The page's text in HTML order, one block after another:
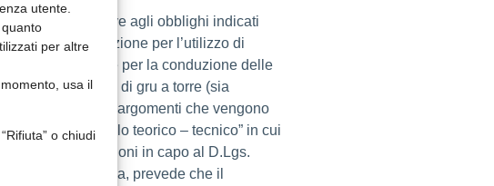
utente.
per altre
usa il
o chiudi
in basso) assolve agli obblighi indicati
materia di formazione per l’utilizzo di
in particolare per la conduzione delle
alla conduzione di gru a torre (sia
in 2 moduli. Gli argomenti che vengono
il “Modulo teorico – tecnico” in cui
e le disposizioni in capo al D.Lgs.
svolto in aula, prevede che il